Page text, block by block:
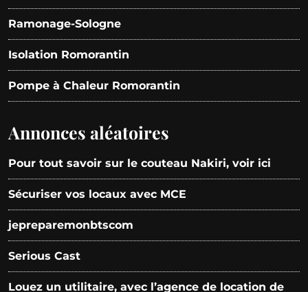
Ramonage-Sologne
Isolation Romorantin
Pompe à Chaleur Romorantin
Annonces aléatoires
Pour tout savoir sur le couteau Nakiri, voir ici
Sécuriser vos locaux avec MCE
jepreparemonbtscom
Serious Cast
Louez un utilitaire, avec l’agence de location de